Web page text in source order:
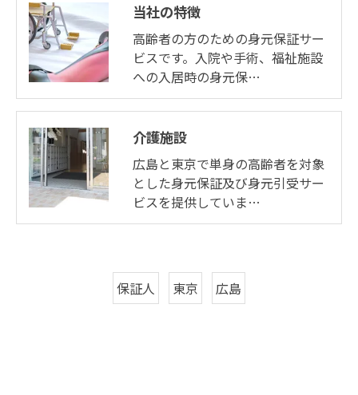
当社の特徴
高齢者の方のための身元保証サー
ビスです。入院や手術、福祉施設
への入居時の身元保…
介護施設
広島と東京で単身の高齢者を対象
とした身元保証及び身元引受サー
ビスを提供していま…
保証人 東京 広島